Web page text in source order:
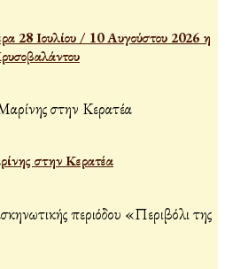
28 Ιουλίου / 10 Αυγούστου 2026 η
στην Κερατέα